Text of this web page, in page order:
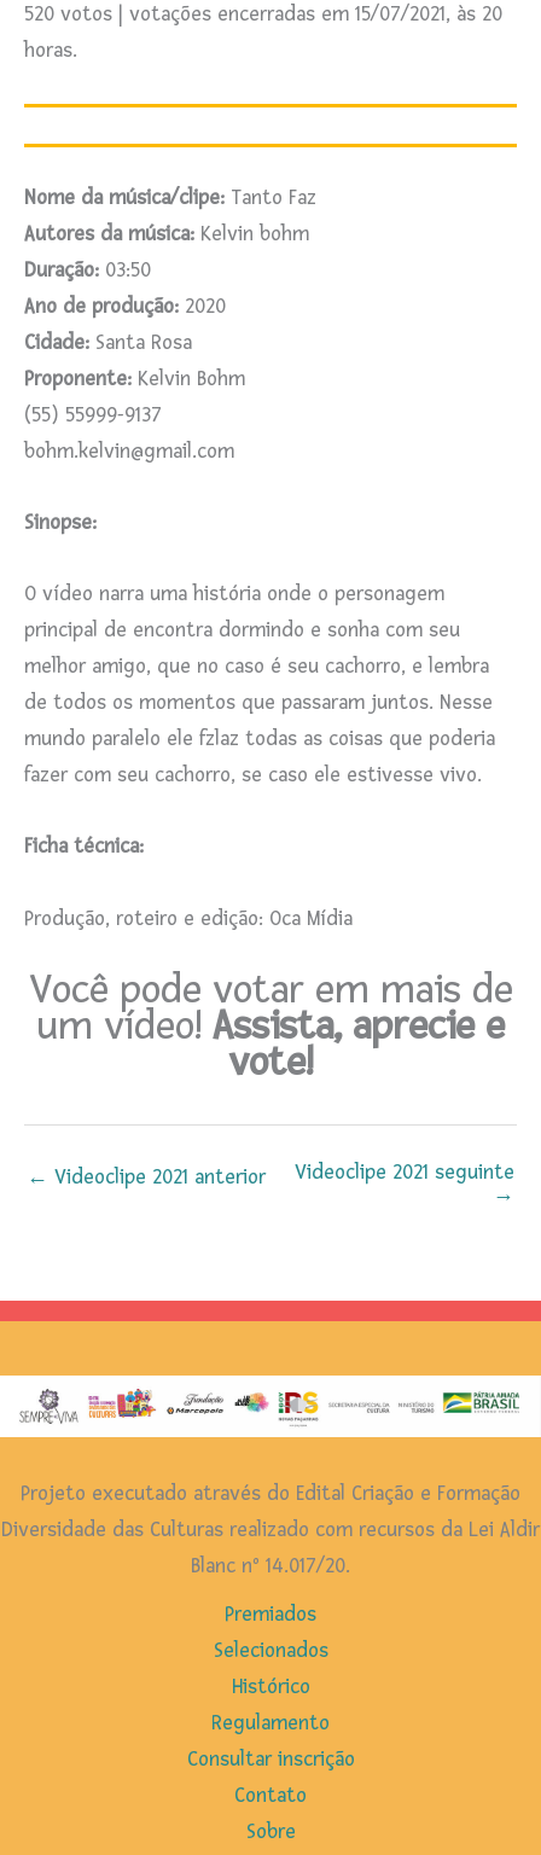
520 votos | votações encerradas em 15/07/2021, às 20
horas.
Nome da música/clipe: Tanto Faz
Autores da música: Kelvin bohm
Duração: 03:50
Ano de produção: 2020
Cidade: Santa Rosa
Proponente: Kelvin Bohm
(55) 55999-9137
bohm.kelvin@gmail.com
Sinopse:
O vídeo narra uma história onde o personagem
principal de encontra dormindo e sonha com seu
melhor amigo, que no caso é seu cachorro, e lembra
de todos os momentos que passaram juntos. Nesse
mundo paralelo ele fzlaz todas as coisas que poderia
fazer com seu cachorro, se caso ele estivesse vivo.
Ficha técnica:
Produção, roteiro e edição: Oca Mídia
Você pode votar em mais de
um vídeo! Assista, aprecie e
vote!
← Videoclipe 2021 anterior
Videoclipe 2021 seguinte
→
Projeto executado através do Edital Criação e Formação
Diversidade das Culturas realizado com recursos da Lei Aldir
Blanc nº 14.017/20.
Premiados
Selecionados
Histórico
Regulamento
Consultar inscrição
Contato
Sobre